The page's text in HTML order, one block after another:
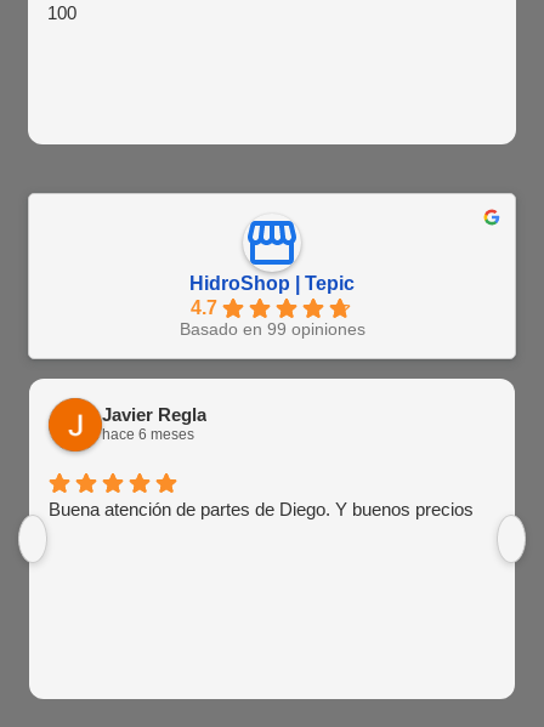
100
HidroShop | Tepic
4.7
Basado en 99 opiniones
Javier Regla
hace 6 meses
Buena atención de partes de Diego. Y buenos precios